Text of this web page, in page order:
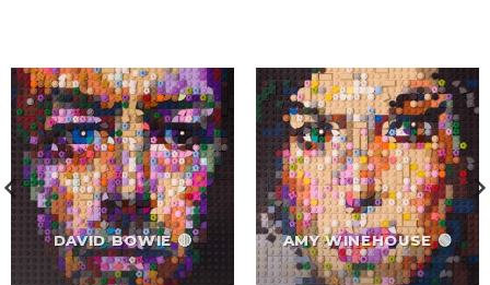
DAVID BOWIE 🔴 AMY WINEHOUSE 🟢